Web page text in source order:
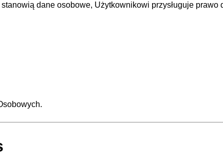
dane osobowe, Użytkownikowi przysługuje prawo